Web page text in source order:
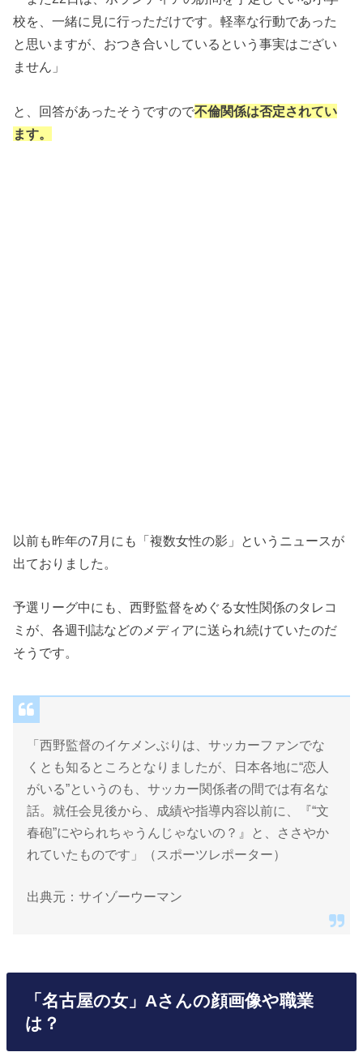
校を、一緒に見に行っただけです。軽率な行動であった
と思いますが、おつき合いしているという事実はござい
ません」
と、回答があったそうですので不倫関係は否定されてい
ます。
以前も昨年の7月にも「複数女性の影」というニュースが
出ておりました。
予選リーグ中にも、西野監督をめぐる女性関係のタレコ
ミが、各週刊誌などのメディアに送られ続けていたのだ
そうです。
「西野監督のイケメンぶりは、サッカーファンでな
くとも知るところとなりましたが、日本各地に“恋人
がいる”というのも、サッカー関係者の間では有名な
話。就任会見後から、成績や指導内容以前に、『“文
春砲”にやられちゃうんじゃないの？』と、ささやか
れていたものです」（スポーツレポーター）
出典元：サイゾーウーマン
「名古屋の女」Aさんの顔画像や職業
は？